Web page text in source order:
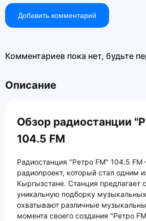
Добавить комментарий
Комментариев пока нет, будьте
Описание
Обзор радиостанции
104.5 FM
Радиостанция "Ретро FM" 104.5
радиопроект, который стал одним
Кыргызстане. Станция предлагает
уникальную подборку
охватывают различные
момента своего создания "Ретро